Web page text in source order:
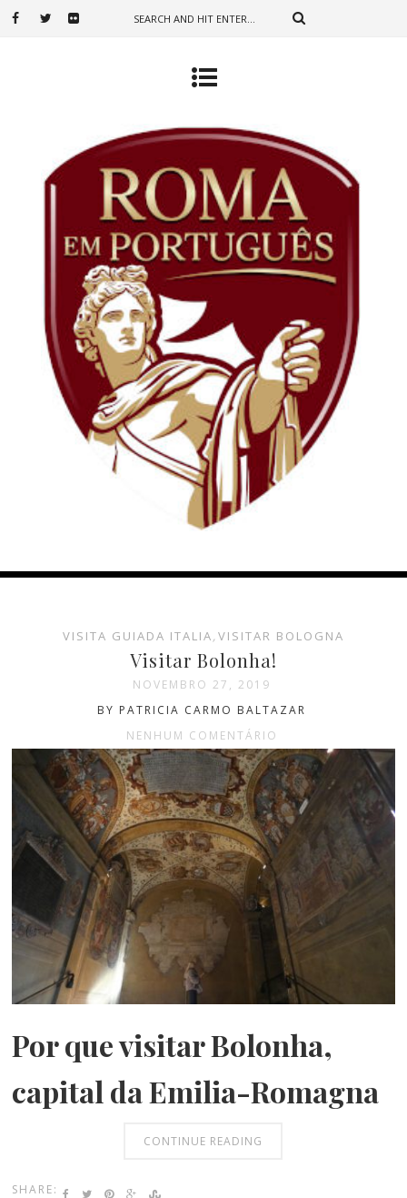
VISITA GUIADA ITALIA, VISITAR BOLOGNA
Visitar Bolonha!
NOVEMBRO 27, 2019
BY PATRICIA CARMO BALTAZAR
NENHUM COMENTÁRIO
Por que visitar Bolonha,
capital da Emilia-Romagna
CONTINUE READING
SHARE: